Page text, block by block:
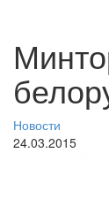
Новости
24.03.2015